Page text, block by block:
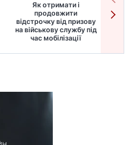
Як отримати і
продовжити
відстрочку від призову
на військову службу під
час мобілізації